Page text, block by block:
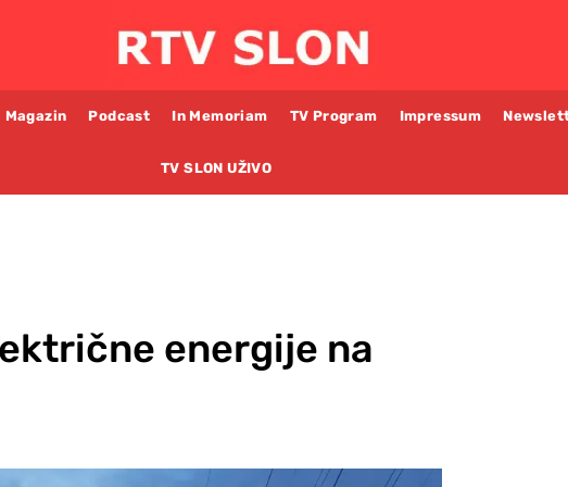
Magazin Podcast In Memoriam TV Program Impressum
TV SLON UŽIVO
energije na